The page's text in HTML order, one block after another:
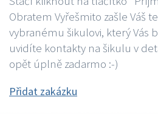
Obratem Vyřešmito zašle Váš
vybranému šikulovi, který Vás
uvidíte kontakty na šikulu v
opět úplně zadarmo :-)
Přidat zakázku